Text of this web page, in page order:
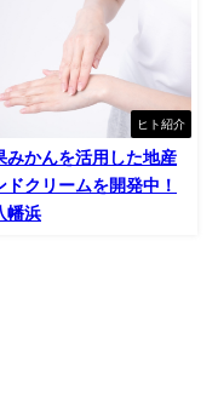
ヒト紹介
みかんを活用した地産
ドクリームを開発中！
幡浜